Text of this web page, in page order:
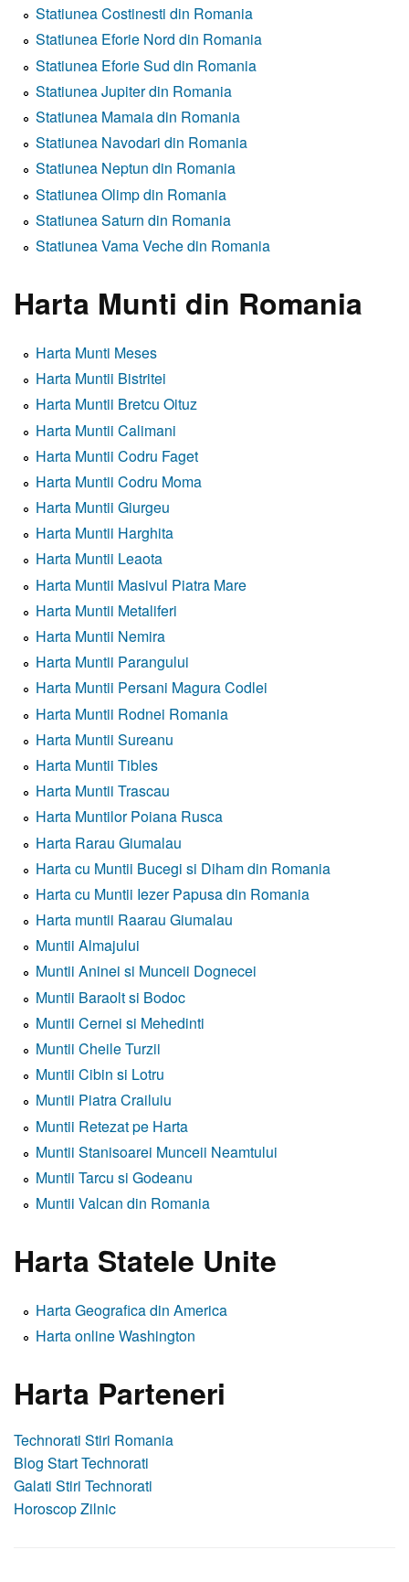
Statiunea Costinesti din Romania
Statiunea Eforie Nord din Romania
Statiunea Eforie Sud din Romania
Statiunea Jupiter din Romania
Statiunea Mamaia din Romania
Statiunea Navodari din Romania
Statiunea Neptun din Romania
Statiunea Olimp din Romania
Statiunea Saturn din Romania
Statiunea Vama Veche din Romania
Harta Munti din Romania
Harta Munti Meses
Harta Muntii Bistritei
Harta Muntii Bretcu Oituz
Harta Muntii Calimani
Harta Muntii Codru Faget
Harta Muntii Codru Moma
Harta Muntii Giurgeu
Harta Muntii Harghita
Harta Muntii Leaota
Harta Muntii Masivul Piatra Mare
Harta Muntii Metaliferi
Harta Muntii Nemira
Harta Muntii Parangului
Harta Muntii Persani Magura Codlei
Harta Muntii Rodnei Romania
Harta Muntii Sureanu
Harta Muntii Tibles
Harta Muntii Trascau
Harta Muntilor Poiana Rusca
Harta Rarau Giumalau
Harta cu Muntii Bucegi si Diham din Romania
Harta cu Muntii Iezer Papusa din Romania
Harta muntii Raarau Giumalau
Muntii Almajului
Muntii Aninei si Munceii Dognecei
Muntii Baraolt si Bodoc
Muntii Cernei si Mehedinti
Muntii Cheile Turzii
Muntii Cibin si Lotru
Muntii Piatra Crailuiu
Muntii Retezat pe Harta
Muntii Stanisoarei Munceii Neamtului
Muntii Tarcu si Godeanu
Muntii Valcan din Romania
Harta Statele Unite
Harta Geografica din America
Harta online Washington
Harta Parteneri
Technorati Stiri Romania
Blog Start Technorati
Galati Stiri Technorati
Horoscop Zilnic